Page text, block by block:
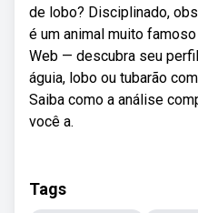
de lobo? Disciplinado,
é um animal muito
Web — descubra seu
águia, lobo ou tubarão
Saiba como a análise
você a.
Tags